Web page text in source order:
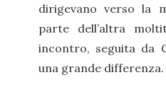
dirigevano verso la
parte dell’altra
incontro, seguita da
una grande differenza.